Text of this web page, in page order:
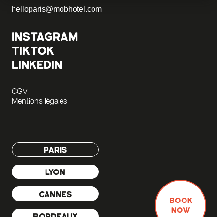
BOOK
NOW
helloparis@mobhotel.com
INSTAGRAM
TIKTOK
LINKEDIN
CGV
Mentions légales
PARIS
LYON
CANNES